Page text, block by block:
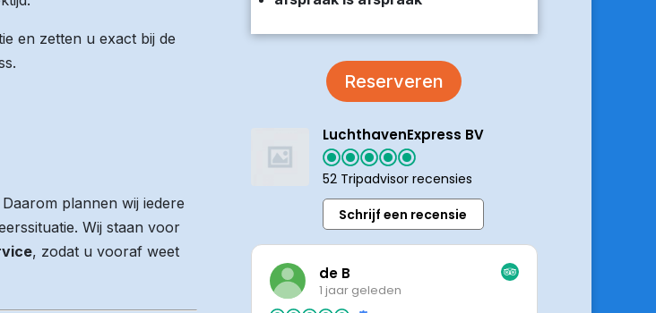
en zetten u exact bij de
plannen wij iedere
Wij staan voor
, zodat u vooraf weet
Reserveren
LuchthavenExpress BV
52 Tripadvisor recensies
Schrijf een recensie
de B
1 jaar geleden